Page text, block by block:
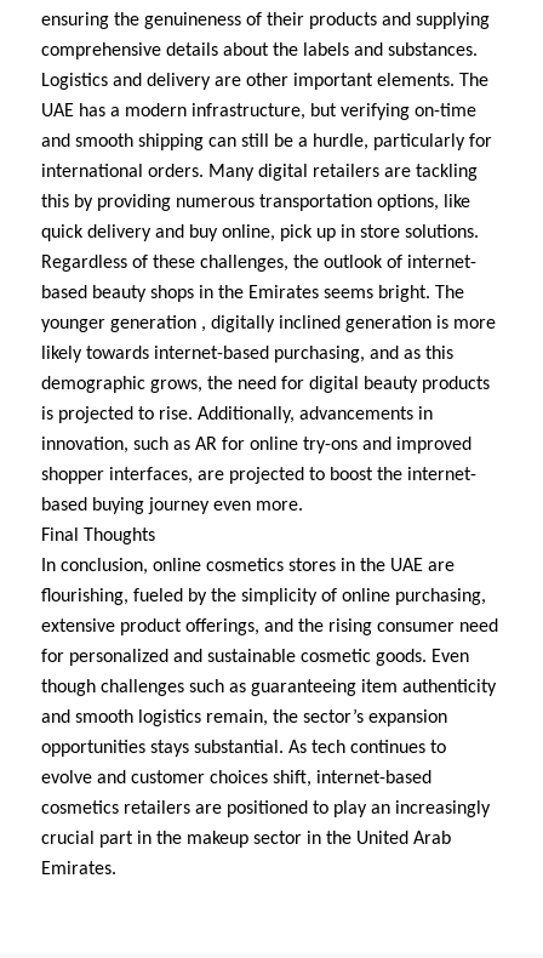
ensuring the genuineness of their products and supplying
comprehensive details about the labels and substances.
Logistics and delivery are other important elements. The
UAE has a modern infrastructure, but verifying on-time
and smooth shipping can still be a hurdle, particularly for
international orders. Many digital retailers are tackling
this by providing numerous transportation options, like
quick delivery and buy online, pick up in store solutions.
Regardless of these challenges, the outlook of internet-
based beauty shops in the Emirates seems bright. The
younger generation , digitally inclined generation is more
likely towards internet-based purchasing, and as this
demographic grows, the need for digital beauty products
is projected to rise. Additionally, advancements in
innovation, such as AR for online try-ons and improved
shopper interfaces, are projected to boost the internet-
based buying journey even more.
Final Thoughts
In conclusion, online cosmetics stores in the UAE are
flourishing, fueled by the simplicity of online purchasing,
extensive product offerings, and the rising consumer need
for personalized and sustainable cosmetic goods. Even
though challenges such as guaranteeing item authenticity
and smooth logistics remain, the sector’s expansion
opportunities stays substantial. As tech continues to
evolve and customer choices shift, internet-based
cosmetics retailers are positioned to play an increasingly
crucial part in the makeup sector in the United Arab
Emirates.